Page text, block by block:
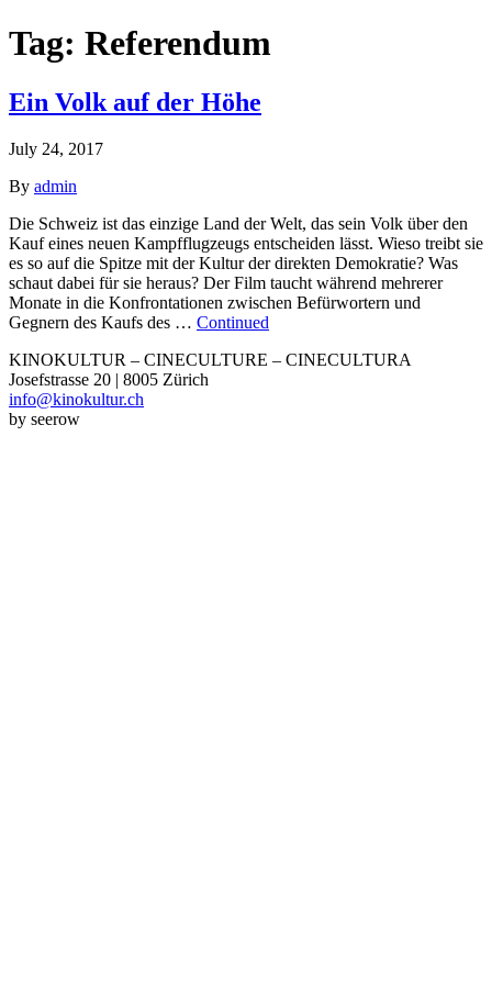
Tag: Referendum
Ein Volk auf der Höhe
July 24, 2017
By admin
Die Schweiz ist das einzige Land der Welt, das sein Volk über den
Kauf eines neuen Kampfflugzeugs entscheiden lässt. Wieso treibt sie
es so auf die Spitze mit der Kultur der direkten Demokratie? Was
schaut dabei für sie heraus? Der Film taucht während mehrerer
Monate in die Konfrontationen zwischen Befürwortern und
Gegnern des Kaufs des … Continued
KINOKULTUR – CINECULTURE – CINECULTURA
Josefstrasse 20 | 8005 Zürich
info@kinokultur.ch
by seerow